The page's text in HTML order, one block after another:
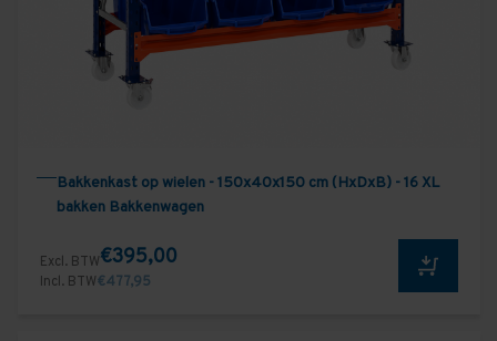
Bakkenkast op wielen - 150x40x150 cm (HxDxB) - 16 XL
bakken Bakkenwagen
Excl. BTW€395,00
Incl. BTW€477,95